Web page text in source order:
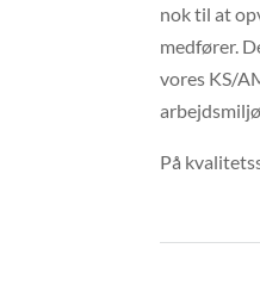
nok til at
medfører.
vores KS/
På